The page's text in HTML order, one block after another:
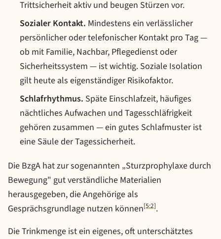
Trittsicherheit aktiv und beugen Stürzen vor.
Sozialer Kontakt. Mindestens ein verlässlicher
persönlicher oder telefonischer Kontakt pro Tag —
ob mit Familie, Nachbar, Pflegedienst oder
Sicherheitssystem — ist wichtig. Soziale Isolation
gilt heute als eigenständiger Risikofaktor.
Schlafrhythmus. Späte Einschlafzeit, häufiges
nächtliches Aufwachen und Tagesschläfrigkeit
gehören zusammen — ein gutes Schlafmuster ist
eine Säule der Tagessicherheit.
Die BzgA hat zur sogenannten „Sturzprophylaxe durch
Bewegung" gut verständliche Materialien
herausgegeben, die Angehörige als
Gesprächsgrundlage nutzen können[5:2].
Die Trinkmenge ist ein eigenes, oft unterschätztes